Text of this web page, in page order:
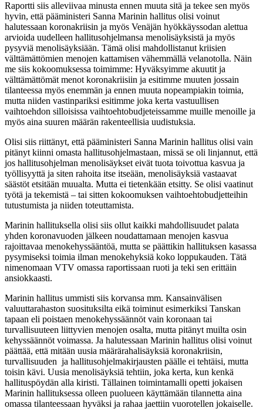
Raportti siis alleviivaa minusta ennen muuta sitä ja tekee sen myös
hyvin, että pääministeri Sanna Marinin hallitus olisi voinut
halutessaan koronakriisin ja myös Venäjän hyökkäyssodan alettua
arvioida uudelleen hallitusohjelmansa menolisäyksistä ja myös
pysyviä menolisäyksiään. Tämä olisi mahdollistanut kriisien
välttämättömien menojen kattamisen vähemmällä velanotolla. Näin
me siis kokoomuksessa toimimme: Hyväksyimme akuutit ja
välttämättömät menot koronakriisiin ja esitimme muuten jossain
tilanteessa myös enemmän ja ennen muuta nopeampiakin toimia,
mutta niiden vastinpariksi esitimme joka kerta vastuullisen
vaihtoehdon silloisissa vaihtoehtobudjeteissamme muille menoille ja
myös aina suuren määrän rakenteellisia uudistuksia.
Olisi siis riittänyt, että pääministeri Sanna Marinin hallitus olisi vain
pitänyt kiinni omasta hallitusohjelmastaan, missä se oli linjannut, että
jos hallitusohjelman menolisäykset eivät tuota toivottua kasvua ja
työllisyyttä ja siten rahoita itse itseään, menolisäyksiä vastaavat
säästöt etsitään muualta. Mutta ei tietenkään etsitty. Se olisi vaatinut
työtä ja tekemistä – tai sitten kokoomuksen vaihtoehtobudjetteihin
tutustumista ja niiden toteuttamista.
Marinin hallituksella olisi siis ollut kaikki mahdollisuudet palata
yhden koronavuoden jälkeen noudattamaan menojen kasvua
rajoittavaa menokehyssääntöä, mutta se päättikin hallituksen kasassa
pysymiseksi toimia ilman menokehyksiä koko loppukauden. Tätä
nimenomaan VTV omassa raportissaan ruoti ja teki sen erittäin
ansiokkaasti.
Marinin hallitus ummisti siis korvansa mm. Kansainvälisen
valuuttarahaston suosituksilta eikä toiminut esimerkiksi Tanskan
tapaan eli poistaen menokehyssäännöt vain koronaan tai
turvallisuuteen liittyvien menojen osalta, mutta pitänyt muilta osin
kehyssäännöt voimassa. Ja halutessaan Marinin hallitus olisi voinut
päättää, että mitään uusia määrärahalisäyksiä koronakriisin,
turvallisuuden ja hallitusohjelmakirjausten päälle ei tehtäisi, mutta
toisin kävi. Uusia menolisäyksiä tehtiin, joka kerta, kun kenkä
hallituspöydän alla kiristi. Tällainen toimintamalli opetti jokaisen
Marinin hallituksessa olleen puolueen käyttämään tilannetta aina
omassa tilanteessaan hyväksi ja rahaa jaettiin vuorotellen jokaiselle.